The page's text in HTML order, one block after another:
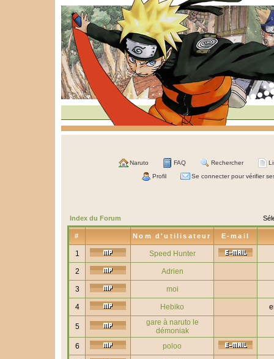
Naruto FAQ Rechercher
Profil Se connecter pour vérifier
Index du Forum
# Nom d'utilisateur E-mail
1 Speed Hunter
2 Adrien
3 moi
4 Hebiko
5
gare à naruto le
démoniak
6
poloo